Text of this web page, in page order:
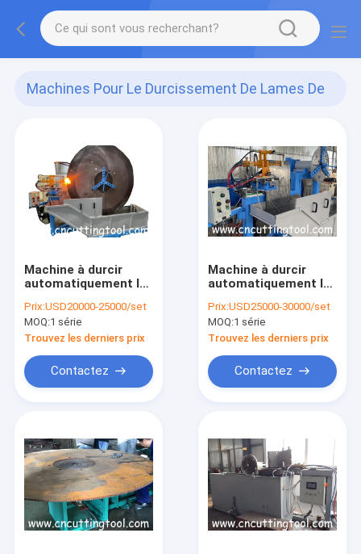
Machines Pour Le Durcissement De Lames De
(45)
Machine à durcir
automatiquement la
flamme pour la
pointe dentaire de la
lame de scie
Prix:USD20000-25000/set
MOQ:1 série
Trouvez les derniers prix
Contactez
Machine à durcir
automatiquement la
2000 lames de scie
circulaire
Prix:USD25000-30000/set
MOQ:1 série
Trouvez les derniers prix
Contactez